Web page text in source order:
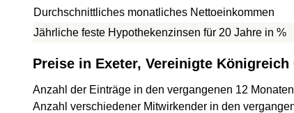
Durchschnittliches monatliches Nettoeinkommen
Jährliche feste Hypothekenzinsen für 20 Jahre in %
Preise in Exeter, Vereinigte
Anzahl der Einträge in den vergangenen 12
Anzahl verschiedener Mitwirkender in den